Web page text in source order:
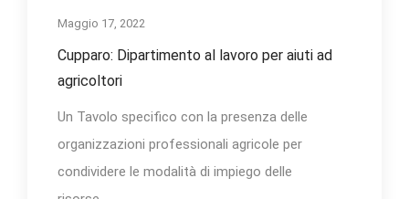
Maggio 17, 2022
Cupparo: Dipartimento al lavoro per aiuti ad
agricoltori
Un Tavolo specifico con la presenza delle
organizzazioni professionali agricole per
condividere le modalità di impiego delle